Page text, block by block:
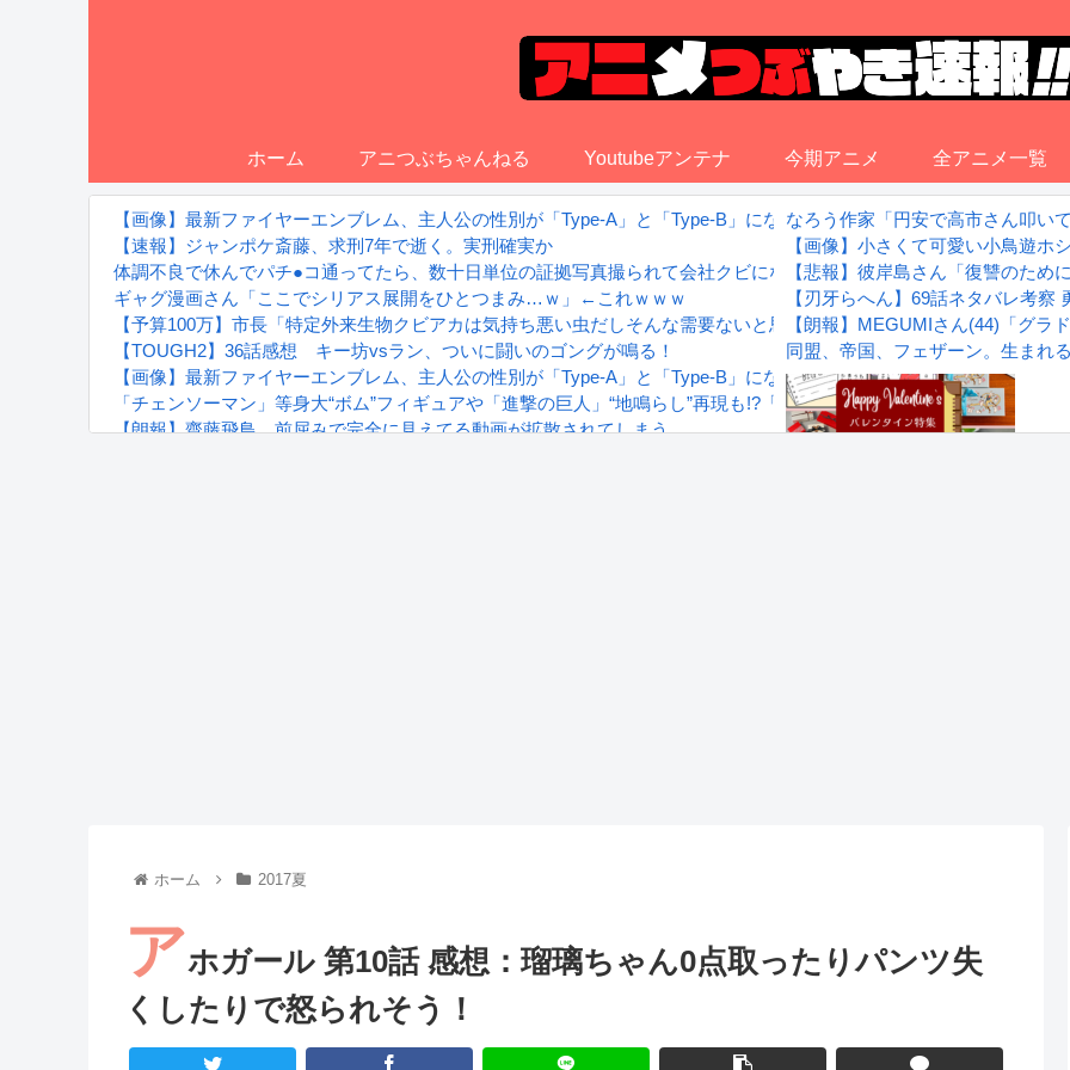
ホーム アニつぶちゃんねる Youtubeアンテナ 今期アニメ 全アニメ一覧
【画像】最新ファイヤーエンブレム、主人公の性別が「Type-A」と「Type-B」になってしまう
【速報】ジャンポケ斎藤、求刑7年で逝く。実刑確実か
体調不良で休んでパチ●コ通ってたら、数十日単位の証拠写真撮られて会社クビになった
ギャグ漫画さん「ここでシリアス展開をひとつまみ…ｗ」←これｗｗｗ
【予算100万】市長「特定外来生物クビアカは気持ち悪い虫だしそんな需要ないと思う」1匹300円相当の報奨金→初日
【TOUGH2】36話感想 キー坊vsラン、ついに闘いのゴングが鳴る！
【画像】最新ファイヤーエンブレム、主人公の性別が「Type-A」と「Type-B」になってしまう
「チェンソーマン」等身大“ボム”フィギュアや「進撃の巨人」“地鳴らし”再現も!?「MAPPA EXPO 15th Anniversary」展
【朗報】齋藤飛鳥、前屈みで完全に見えてる動画が拡散されてしまう…
なろう作家「円安で高市さん叩い
【画像】小さくて可愛い小鳥遊
【悲報】彼岸島さん「復讐のた
【刃牙らへん】69話ネタバレ考察
【朗報】MEGUMIさん(44)「グラ
同盟、帝国、フェザーン。生まれ
ホーム 2017夏
アホガール 第10話 感想：瑠璃ちゃん0点取ったりパンツ失
くしたりで怒られそう！